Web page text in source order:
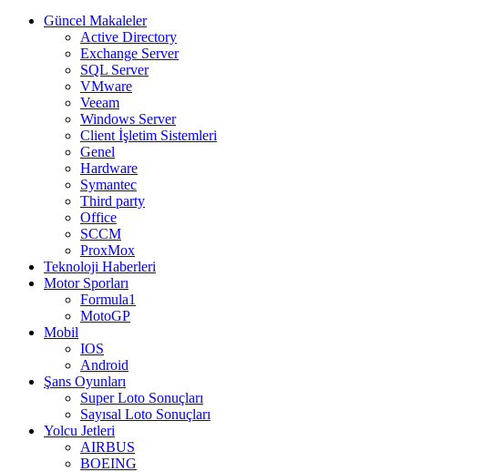
Güncel Makaleler
Active Directory
Exchange Server
SQL Server
VMware
Veeam
Windows Server
Client İşletim Sistemleri
Genel
Hardware
Symantec
Third party
Office
SCCM
ProxMox
Teknoloji Haberleri
Motor Sporları
Formula1
MotoGP
Mobil
IOS
Android
Şans Oyunları
Super Loto Sonuçları
Sayısal Loto Sonuçları
Yolcu Jetleri
AIRBUS
BOEING